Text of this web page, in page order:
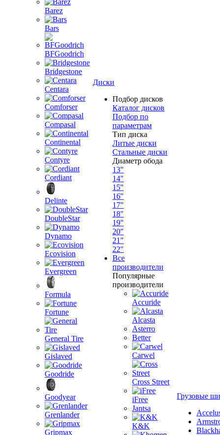
Barez
Bars
BFGoodrich
Bridgestone
Centara
Comforser
Compasal
Continental
Contyre
Cordiant
Delinte
DoubleStar
Dynamo
Ecovision
Evergreen
Formula
Fortune
General Tire
Gislaved
Goodride
Goodyear
Grenlander
Gripmax
Диски
Подбор дисков
Каталог дисков
Подбор по
параметрам
Тип диска
Литые диски
Стальные диски
Диаметр обода
13"
14"
15"
16"
17"
18"
19"
20"
21"
22"
Все
производители
Популярные
производители
Accuride
Alcasta
Asterro
Better
Carwel
Cross Street
iFree
Jantsa
K&K
Грузовые